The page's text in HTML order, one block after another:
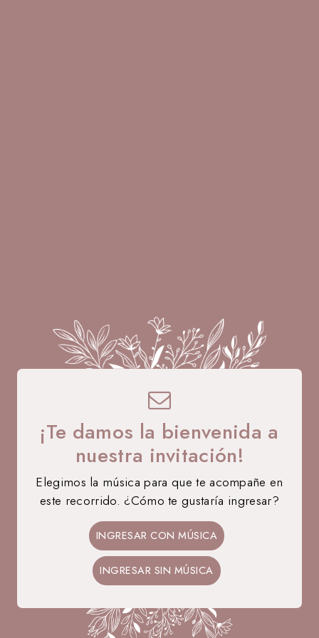
A B
12 • 09 • 2026
Ale Bruno
NOS CASAMOS
37 13 24 38
¡Te damos la bienvenida a
nuestra invitación!
Elegimos la música para que te acompañe en
este recorrido. ¿Cómo te gustaría ingresar?
INGRESAR CON MÚSICA
INGRESAR SIN MÚSICA